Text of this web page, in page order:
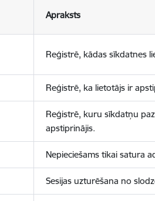
Apraksts
Reģistrē, kādas sīkdatnes
Reģistrē, ka lietotājs ir
Reģistrē, kuru sīkdatņu
apstiprinājis.
Nepieciešams tikai satura
Sesijas uzturēšana no